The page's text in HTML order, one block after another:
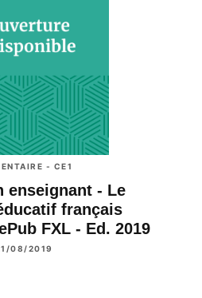
- CE1
enseignant - Le
français
FXL - Ed. 2019
08/2019